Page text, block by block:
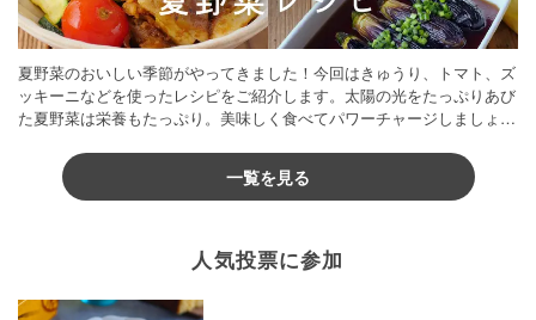
夏野菜のおいしい季節がやってきました！今回はきゅうり、トマト、ズ
ッキーニなどを使ったレシピをご紹介します。太陽の光をたっぷりあび
た夏野菜は栄養もたっぷり。美味しく食べてパワーチャージしましょう
一覧を見る
人気投票に参加